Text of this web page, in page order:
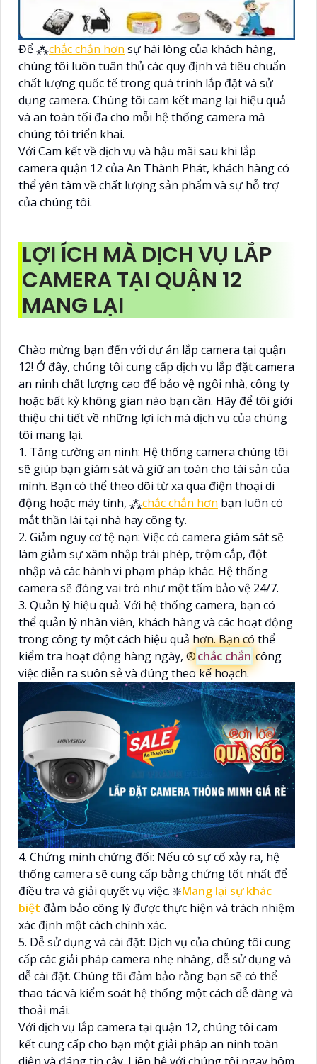
Để ⁂chắc chắn hơn sự hài lòng của khách hàng,
chúng tôi luôn tuân thủ các quy định và tiêu chuẩn
chất lượng quốc tế trong quá trình lắp đặt và sử
dụng camera. Chúng tôi cam kết mang lại hiệu quả
và an toàn tối đa cho mỗi hệ thống camera mà
chúng tôi triển khai.
Với Cam kết về dịch vụ và hậu mãi sau khi lắp
camera quận 12 của An Thành Phát, khách hàng có
thể yên tâm về chất lượng sản phẩm và sự hỗ trợ
của chúng tôi.
LỢI ÍCH MÀ DỊCH VỤ LẮP
CAMERA TẠI QUẬN 12
MANG LẠI
Chào mừng bạn đến với dự án lắp camera tại quận
12! Ở đây, chúng tôi cung cấp dịch vụ lắp đặt camera
an ninh chất lượng cao để bảo vệ ngôi nhà, công ty
hoặc bất kỳ không gian nào bạn cần. Hãy để tôi giới
thiệu chi tiết về những lợi ích mà dịch vụ của chúng
tôi mang lại.
1. Tăng cường an ninh: Hệ thống camera chúng tôi
sẽ giúp bạn giám sát và giữ an toàn cho tài sản của
mình. Bạn có thể theo dõi từ xa qua điện thoại di
động hoặc máy tính, ⁂chắc chắn hơn bạn luôn có
mắt thần lái tại nhà hay công ty.
2. Giảm nguy cơ tệ nạn: Việc có camera giám sát sẽ
làm giảm sự xâm nhập trái phép, trộm cắp, đột
nhập và các hành vi phạm pháp khác. Hệ thống
camera sẽ đóng vai trò như một tấm bảo vệ 24/7.
3. Quản lý hiệu quả: Với hệ thống camera, bạn có
thể quản lý nhân viên, khách hàng và các hoạt động
trong công ty một cách hiệu quả hơn. Bạn có thể
kiểm tra hoạt động hàng ngày, ®️chắc chắn công
việc diễn ra suôn sẻ và đúng theo kế hoạch.
4. Chứng minh chứng đối: Nếu có sự cố xảy ra, hệ
thống camera sẽ cung cấp bằng chứng tốt nhất để
điều tra và giải quyết vụ việc. ❇️Mang lại sự khác
biệt đảm bảo công lý được thực hiện và trách nhiệm
xác định một cách chính xác.
5. Dễ sử dụng và cài đặt: Dịch vụ của chúng tôi cung
cấp các giải pháp camera nhẹ nhàng, dễ sử dụng và
dễ cài đặt. Chúng tôi đảm bảo rằng bạn sẽ có thể
thao tác và kiểm soát hệ thống một cách dễ dàng và
thoải mái.
Với dịch vụ lắp camera tại quận 12, chúng tôi cam
kết cung cấp cho bạn một giải pháp an ninh toàn
diện và đáng tin cậy. Liên hệ với chúng tôi ngay hôm